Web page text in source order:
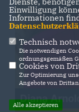
Diana
Einwilligung
Informationen
Technisch
Die notwendigen
ordnungsgemäßen
Cookies von
Zur Optimierung
Angebote von
Alle akzeptieren